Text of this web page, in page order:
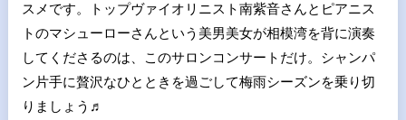
スメです。トップヴァイオリニスト南紫音さんとピアニス
トのマシューローさんという美男美女が相模湾を背に演奏
してくださるのは、このサロンコンサートだけ。シャンパ
ン片手に贅沢なひとときを過ごして梅雨シーズンを乗り切
りましょう♬